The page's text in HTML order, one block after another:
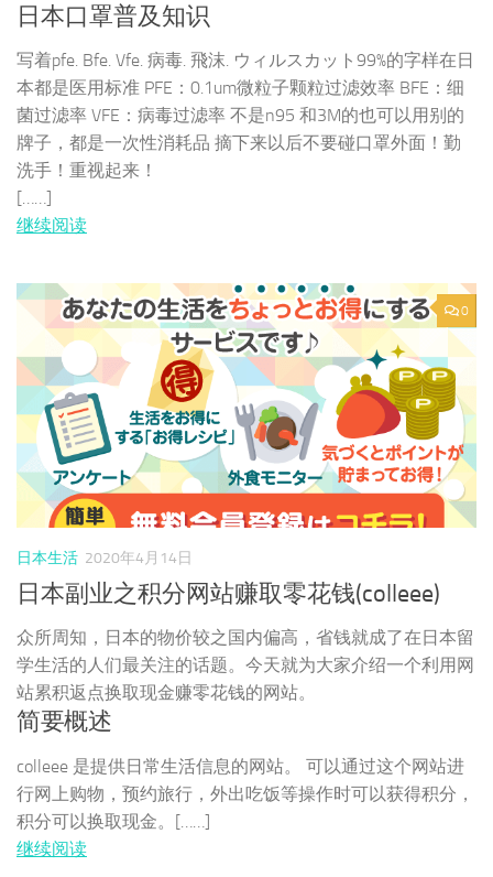
日本口罩普及知识
写着pfe. Bfe. Vfe. 病毒. 飛沫. ウィルスカット99%的字样在日
本都是医用标准 PFE：0.1um微粒子颗粒过滤效率 BFE：细
菌过滤率 VFE：病毒过滤率 不是n95 和3M的也可以用别的
牌子，都是一次性消耗品 摘下来以后不要碰口罩外面！勤
洗手！重视起来！
[……]
继续阅读
0
日本生活 2020年4月14日
日本副业之积分网站赚取零花钱(colleee)
众所周知，日本的物价较之国内偏高，省钱就成了在日本留
学生活的人们最关注的话题。今天就为大家介绍一个利用网
站累积返点换取现金赚零花钱的网站。
简要概述
colleee 是提供日常生活信息的网站。 可以通过这个网站进
行网上购物，预约旅行，外出吃饭等操作时可以获得积分，
积分可以换取现金。[……]
继续阅读